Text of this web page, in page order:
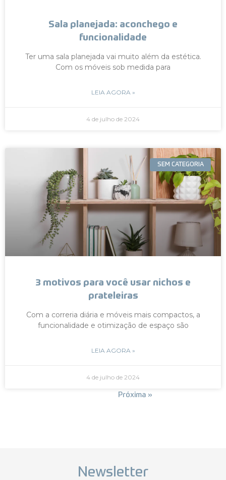
Sala planejada: aconchego e
funcionalidade
Ter uma sala planejada vai muito além da estética.
Com os móveis sob medida para
LEIA AGORA »
4 de julho de 2024
SEM CATEGORIA
3 motivos para você usar nichos e
prateleiras
Com a correria diária e móveis mais compactos, a
funcionalidade e otimização de espaço são
LEIA AGORA »
4 de julho de 2024
Próxima »
Newsletter